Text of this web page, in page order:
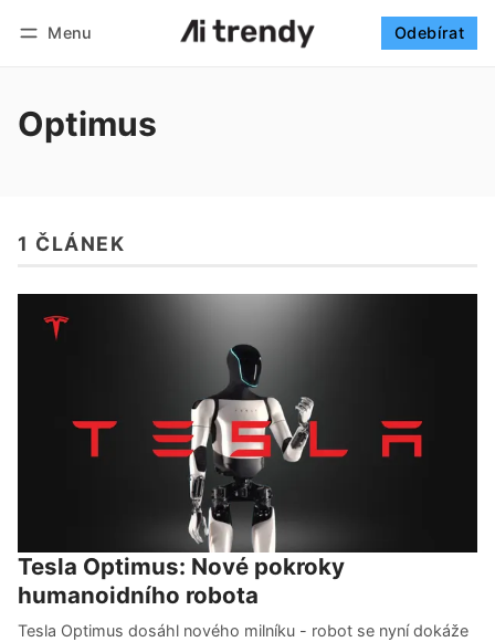
Menu Odebírat
Optimus
1 ČLÁNEK
Tesla Optimus: Nové pokroky
humanoidního robota
Tesla Optimus dosáhl nového milníku - robot se nyní dokáže